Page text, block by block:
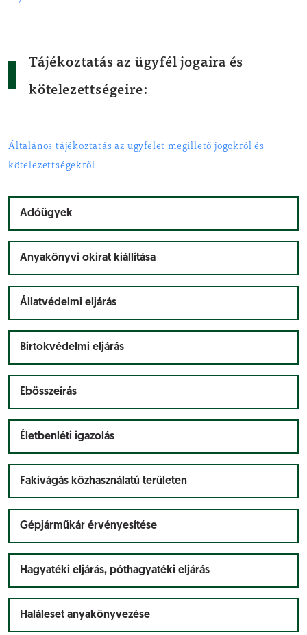
Tájékoztatás az ügyfél jogaira és
kötelezettségeire:
Általános tájékoztatás az ügyfelet megillető jogokról és
kötelezettségekről
Adóügyek
Anyakönyvi okirat kiállítása
Állatvédelmi eljárás
Birtokvédelmi eljárás
Ebösszeírás
Életbenléti igazolás
Fakivágás közhasználatú területen
Gépjárműkár érvényesítése
Hagyatéki eljárás, póthagyatéki eljárás
Haláleset anyakönyvezése